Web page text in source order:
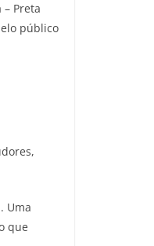
Preta
público
Uma
que